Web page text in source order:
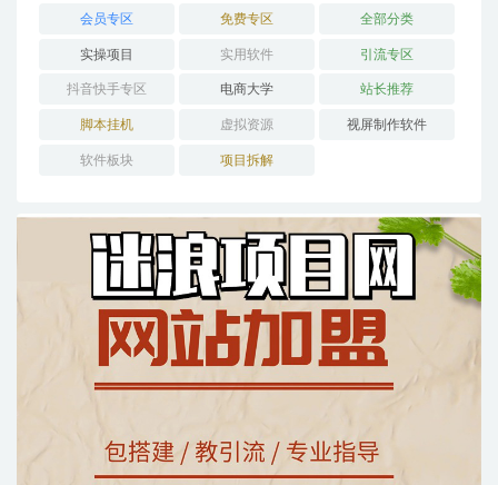
会员专区 免费专区 全部分类
实操项目 实用软件 引流专区
抖音快手专区 电商大学 站长推荐
脚本挂机 虚拟资源 视屏制作软件
软件板块 项目拆解